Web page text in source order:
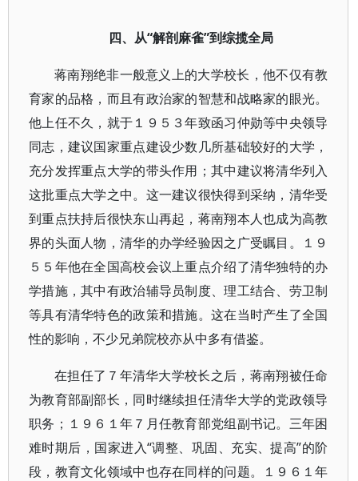
四、从“解剖麻雀”到综揽全局
蒋南翔绝非一般意义上的大学校长，他不仅有教
育家的品格，而且有政治家的智慧和战略家的眼光。
他上任不久，就于１９５３年致函习仲勋等中央领导
同志，建议国家重点建设少数几所基础较好的大学，
充分发挥重点大学的带头作用；其中建议将清华列入
这批重点大学之中。这一建议很快得到采纳，清华受
到重点扶持后很快东山再起，蒋南翔本人也成为高教
界的头面人物，清华的办学经验因之广受瞩目。１９
５５年他在全国高校会议上重点介绍了清华独特的办
学措施，其中有政治辅导员制度、理工结合、劳卫制
等具有清华特色的政策和措施。这在当时产生了全国
性的影响，不少兄弟院校亦从中多有借鉴。
在担任了７年清华大学校长之后，蒋南翔被任命
为教育部副部长，同时继续担任清华大学的党政领导
职务；１９６１年７月任教育部党组副书记。三年困
难时期后，国家进入“调整、巩固、充实、提高”的阶
段，教育文化领域中也存在同样的问题。１９６１年